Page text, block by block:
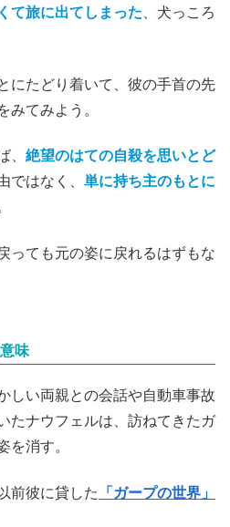
て旅に出てしまった 、犬っころ
にたどり着いて、彼の手首の先
みてみよう。
、 絶望のはての自殺を思いとど
ではなく、 単に持ち主のもとに
っても元の姿に戻れるはずもな
味
しい両親との会話や自動車事故
たナウフェルは、訪ねてきたガ
を消す。
前彼に貸した
「ガープの世界」